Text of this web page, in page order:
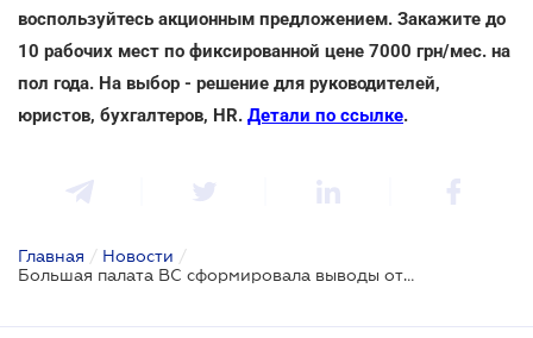
воспользуйтесь акционным предложением. Закажите до
10 рабочих мест по фиксированной цене 7000 грн/мес. на
пол года. На выбор - решение для руководителей,
юристов, бухгалтеров, HR. Детали по ссылке.
Главная / Новости /
Большая палата ВС сформировала выводы относительно взыскания убытков, нанесенных неправомерным блокированием регистрации налоговой накладной